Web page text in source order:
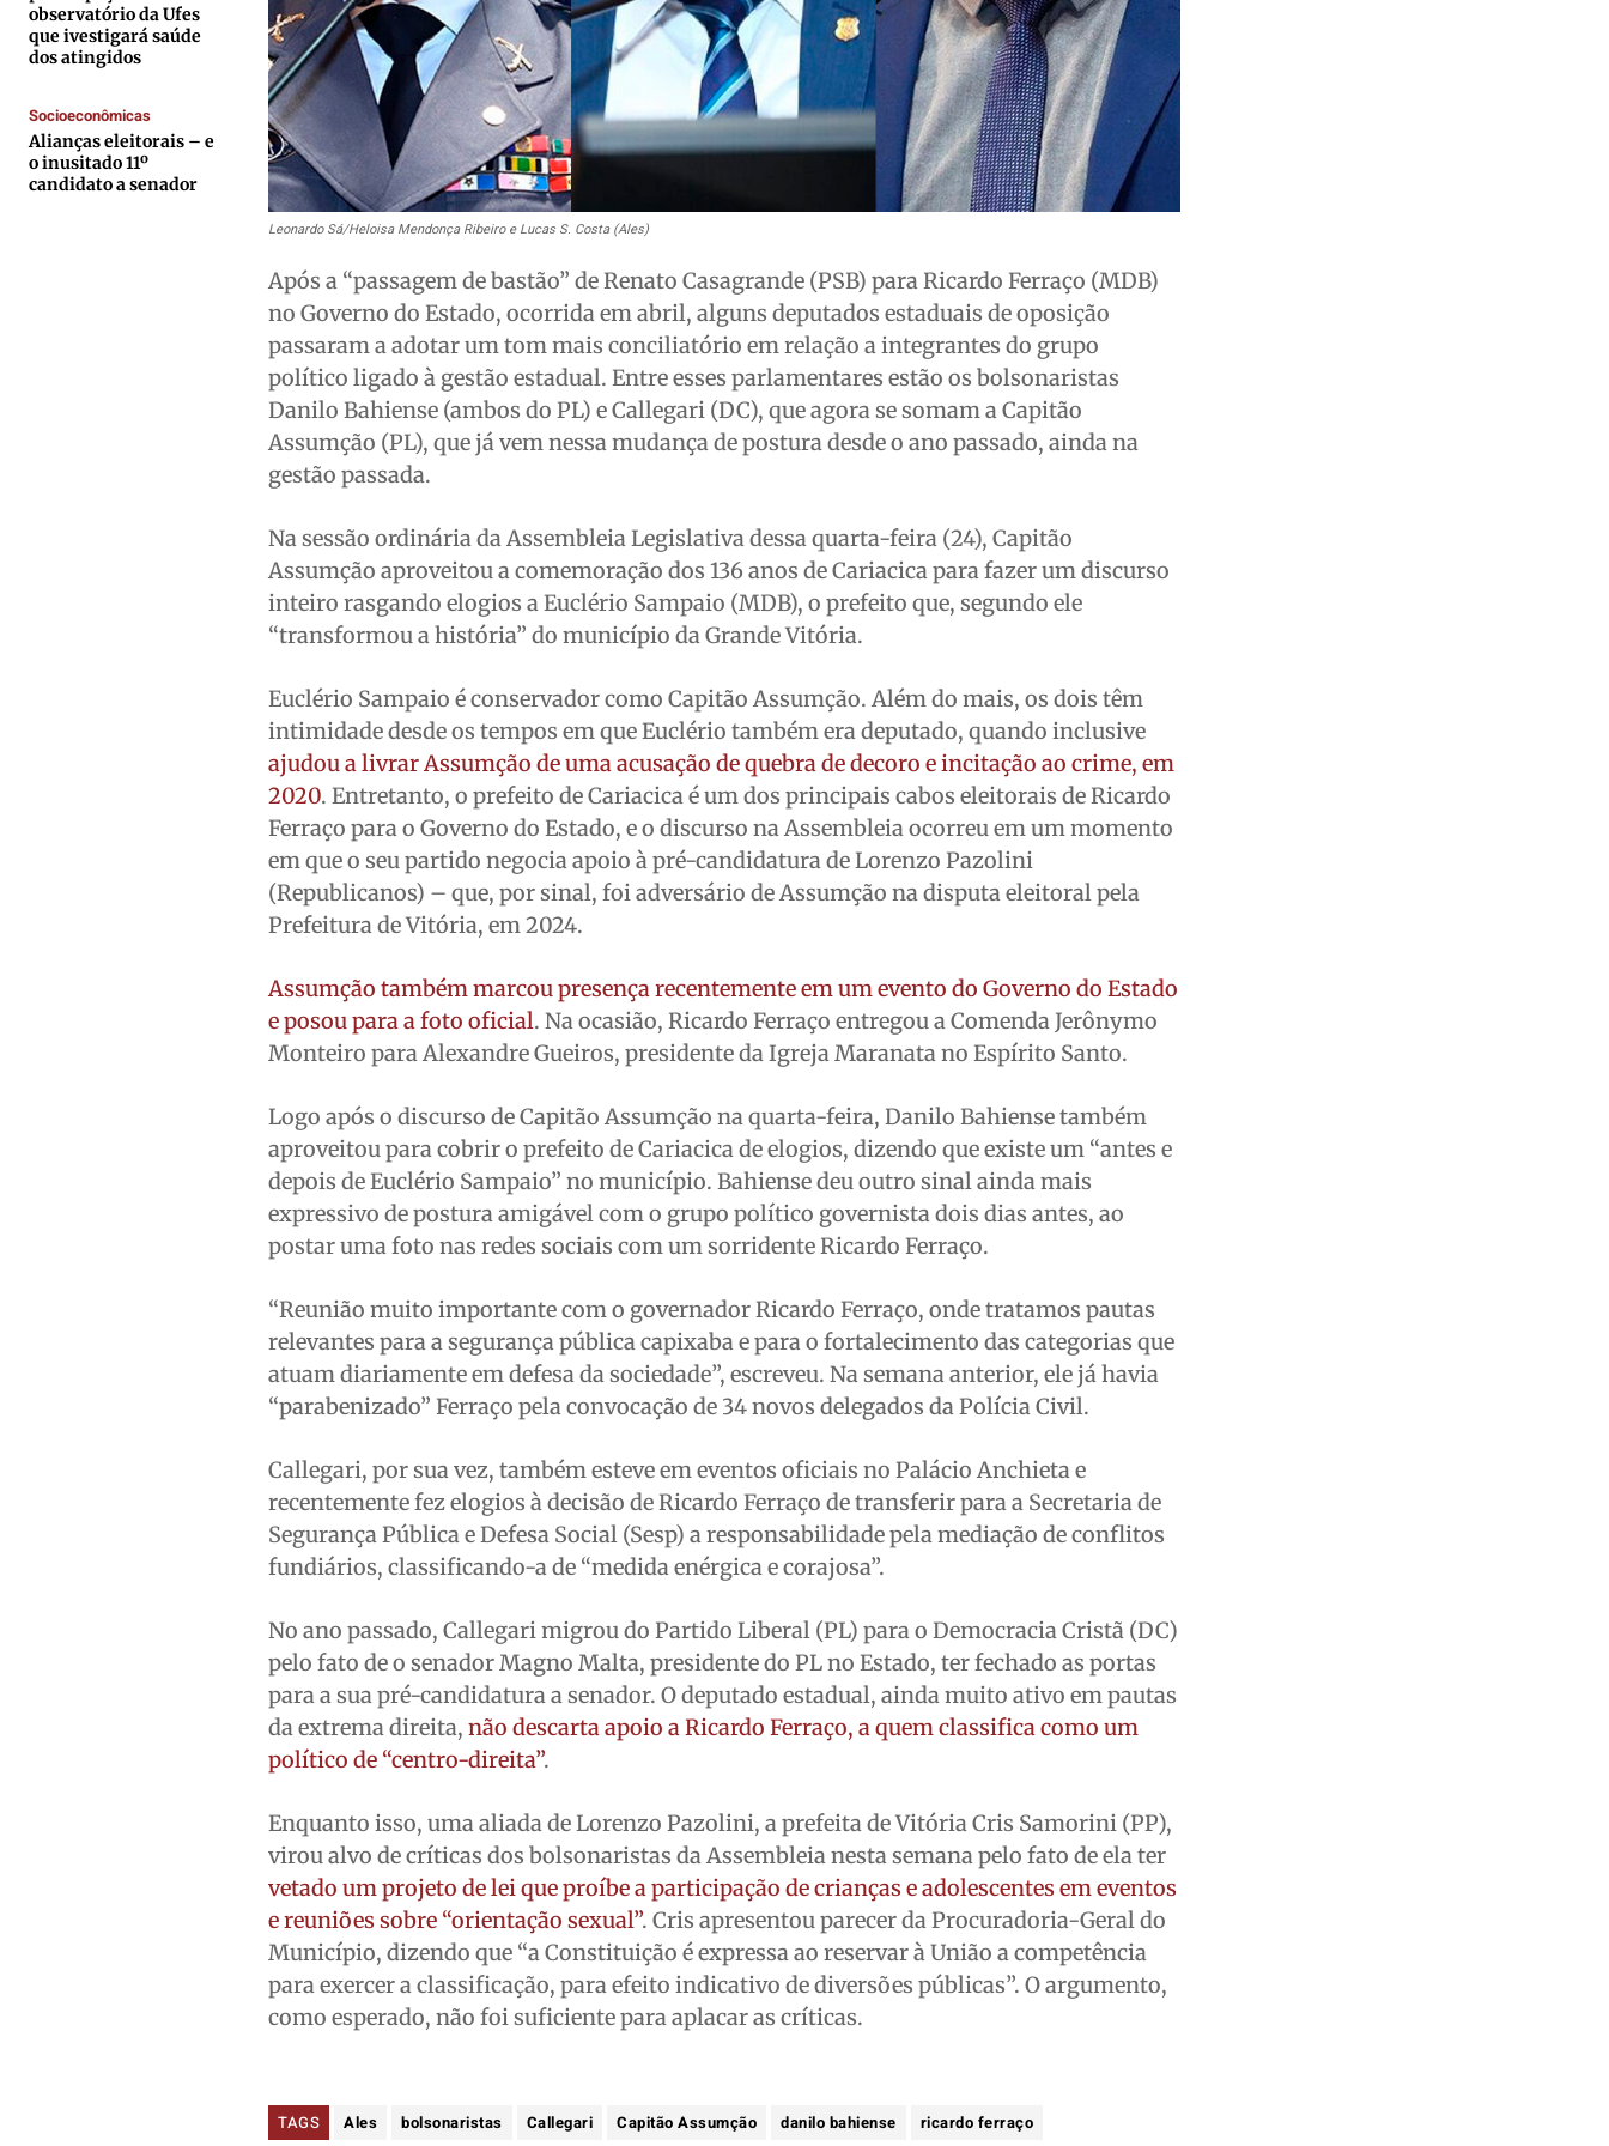
Contato
Termos de Uso
Privacidade
Contato
Termos de Uso
Privacidade
Contato
Termos de Uso
Privacidade
Contato
Termos de Uso
Privacidade
observatório da Ufes
que ivestigará saúde
dos atingidos
Socioeconômicas
Alianças eleitorais – e
o inusitado 11º
candidato a senador
Leonardo Sá/Heloisa Mendonça Ribeiro e Lucas S. Costa (Ales)
Após a “passagem de bastão” de Renato Casagrande (PSB) para Ricardo Ferraço (MDB)
no Governo do Estado, ocorrida em abril, alguns deputados estaduais de oposição
passaram a adotar um tom mais conciliatório em relação a integrantes do grupo
político ligado à gestão estadual. Entre esses parlamentares estão os bolsonaristas
Danilo Bahiense (ambos do PL) e Callegari (DC), que agora se somam a Capitão
Assumção (PL), que já vem nessa mudança de postura desde o ano passado, ainda na
gestão passada.
Na sessão ordinária da Assembleia Legislativa dessa quarta-feira (24), Capitão
Assumção aproveitou a comemoração dos 136 anos de Cariacica para fazer um discurso
inteiro rasgando elogios a Euclério Sampaio (MDB), o prefeito que, segundo ele
“transformou a história” do município da Grande Vitória.
Euclério Sampaio é conservador como Capitão Assumção. Além do mais, os dois têm
intimidade desde os tempos em que Euclério também era deputado, quando inclusive
ajudou a livrar Assumção de uma acusação de quebra de decoro e incitação ao crime, em
2020. Entretanto, o prefeito de Cariacica é um dos principais cabos eleitorais de Ricardo
Ferraço para o Governo do Estado, e o discurso na Assembleia ocorreu em um momento
em que o seu partido negocia apoio à pré-candidatura de Lorenzo Pazolini
(Republicanos) – que, por sinal, foi adversário de Assumção na disputa eleitoral pela
Prefeitura de Vitória, em 2024.
Assumção também marcou presença recentemente em um evento do Governo do Estado
e posou para a foto oficial. Na ocasião, Ricardo Ferraço entregou a Comenda Jerônymo
Monteiro para Alexandre Gueiros, presidente da Igreja Maranata no Espírito Santo.
Logo após o discurso de Capitão Assumção na quarta-feira, Danilo Bahiense também
aproveitou para cobrir o prefeito de Cariacica de elogios, dizendo que existe um “antes e
depois de Euclério Sampaio” no município. Bahiense deu outro sinal ainda mais
expressivo de postura amigável com o grupo político governista dois dias antes, ao
postar uma foto nas redes sociais com um sorridente Ricardo Ferraço.
“Reunião muito importante com o governador Ricardo Ferraço, onde tratamos pautas
relevantes para a segurança pública capixaba e para o fortalecimento das categorias que
atuam diariamente em defesa da sociedade”, escreveu. Na semana anterior, ele já havia
“parabenizado” Ferraço pela convocação de 34 novos delegados da Polícia Civil.
Callegari, por sua vez, também esteve em eventos oficiais no Palácio Anchieta e
recentemente fez elogios à decisão de Ricardo Ferraço de transferir para a Secretaria de
Segurança Pública e Defesa Social (Sesp) a responsabilidade pela mediação de conflitos
fundiários, classificando-a de “medida enérgica e corajosa”.
No ano passado, Callegari migrou do Partido Liberal (PL) para o Democracia Cristã (DC)
pelo fato de o senador Magno Malta, presidente do PL no Estado, ter fechado as portas
para a sua pré-candidatura a senador. O deputado estadual, ainda muito ativo em pautas
da extrema direita, não descarta apoio a Ricardo Ferraço, a quem classifica como um
político de “centro-direita”.
Enquanto isso, uma aliada de Lorenzo Pazolini, a prefeita de Vitória Cris Samorini (PP),
virou alvo de críticas dos bolsonaristas da Assembleia nesta semana pelo fato de ela ter
vetado um projeto de lei que proíbe a participação de crianças e adolescentes em eventos
e reuniões sobre “orientação sexual”. Cris apresentou parecer da Procuradoria-Geral do
Município, dizendo que “a Constituição é expressa ao reservar à União a competência
para exercer a classificação, para efeito indicativo de diversões públicas”. O argumento,
como esperado, não foi suficiente para aplacar as críticas.
TAGS Ales bolsonaristas Callegari Capitão Assumção danilo bahiense ricardo ferraço